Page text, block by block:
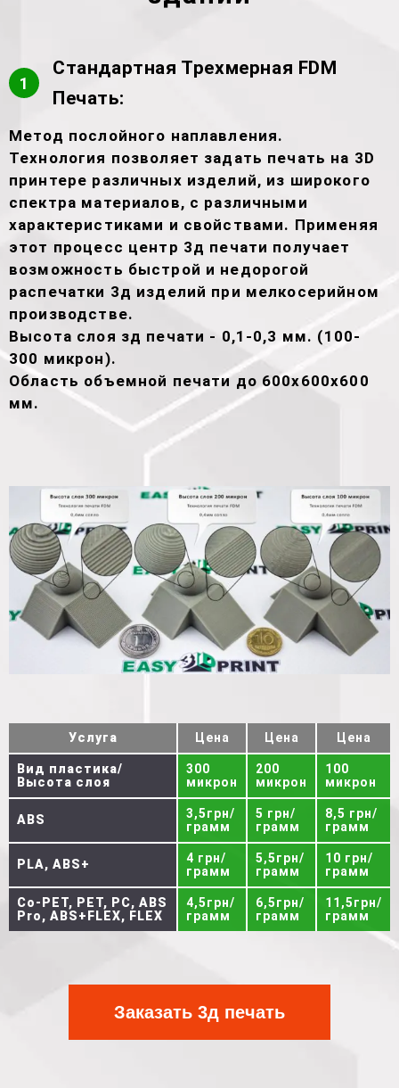
1
Стандартная Трехмерная FDM
Печать:
Метод послойного наплавления.
Технология позволяет задать печать на 3D
принтере различных изделий, из широкого
спектра материалов, с различными
характеристиками и свойствами. Применяя
этот процесс центр 3д печати получает
возможность быстрой и недорогой
распечатки 3д изделий при мелкосерийном
производстве.
Высота слоя зд печати - 0,1-0,3 мм. (100-
300 микрон).
Область объемной печати до 600х600х600
мм.
Услуга Цена Цена Цена
Вид пластика/
Высота слоя
300
микрон
200
микрон
100
микрон
ABS
3,5грн/
грамм
5 грн/
грамм
8,5 грн/
грамм
PLA, ABS+
4 грн/
грамм
5,5грн/
грамм
10 грн/
грамм
Co-PET, PET, PC, ABS
Pro, ABS+FLEX, FLEX
4,5грн/
грамм
6,5грн/
грамм
11,5грн/
грамм
Заказать 3д печать